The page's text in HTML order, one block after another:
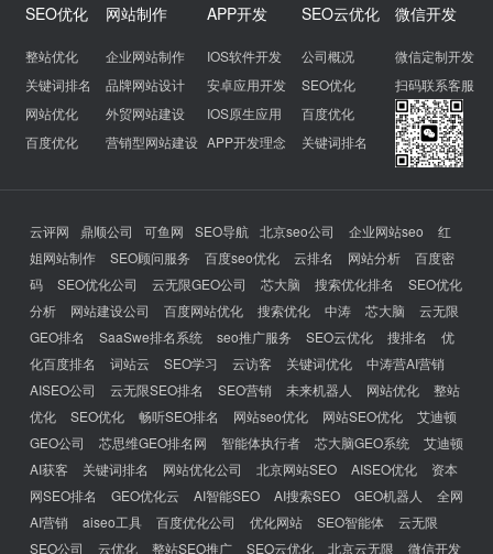
SEO优化
整站优化
关键词排名
网站优化
百度优化
网站制作
企业网站制作
品牌网站设计
外贸网站建设
营销型网站建设
APP开发
IOS软件开发
安卓应用开发
IOS原生应用
APP开发理念
SEO云优化
公司概况
SEO优化
百度优化
关键词排名
微信开发
微信定制开发
扫码联系客服
云评网 鼎顺公司 可鱼网 SEO导航 北京seo公司 企业网站seo
红
姐网站制作
SEO顾问服务 百度seo优化 云排名 网站分析
百度密
码
SEO优化公司 云无限GEO公司 芯大脑 搜索优化排名
SEO优化
分析
网站建设公司 百度网站优化 搜索优化 中涛 芯大脑
云无限
GEO排名
SaaSwe排名系统 seo推广服务 SEO云优化 搜排名
优
化百度排名
词站云 SEO学习 云访客 关键词优化
中涛营AI营销
AISEO公司
云无限SEO排名 SEO营销 未来机器人 网站优化
整站
优化
SEO优化 畅听SEO排名 网站seo优化 网站SEO优化
艾迪顿
GEO公司
芯思维GEO排名网 智能体执行者 芯大脑GEO系统
艾迪顿
AI获客
关键词排名 网站优化公司 北京网站SEO AISEO优化
资本
网SEO排名
GEO优化云 AI智能SEO AI搜索SEO GEO机器人
全网
AI营销
aiseo工具 百度优化公司 优化网站 SEO智能体
云无限
SEO公司
云优化 整站SEO推广 SEO云优化 北京云无限 微信开发